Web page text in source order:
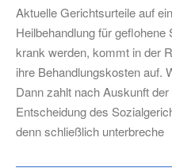
05-
15
Aktuelle Gerichtsurteile auf
Heilbehandlung für
krank werden, kommt in der
ihre Behandlungskosten auf.
Dann zahlt nach Auskunft
Entscheidung des
denn schließlich unterbreche